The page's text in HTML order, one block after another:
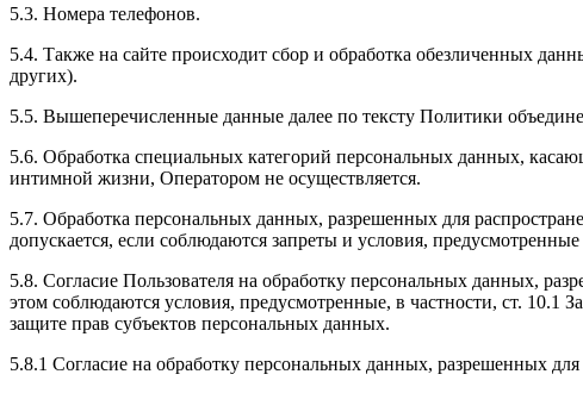
5.3. Номера телефонов.
5.4. Также на сайте происходит сбор и обработка обезличенных
других).
5.5. Вышеперечисленные данные далее по тексту Политики
5.6. Обработка специальных категорий персональных данных,
интимной жизни, Оператором не осуществляется.
5.7. Обработка персональных данных, разрешенных для
допускается, если соблюдаются запреты и условия,
5.8. Согласие Пользователя на обработку персональных данных,
этом соблюдаются условия, предусмотренные, в частности, ст.
защите прав субъектов персональных данных.
5.8.1 Согласие на обработку персональных данных, разрешенных